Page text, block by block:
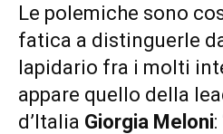
Le polemiche sono
fatica a distinguerle
lapidario fra i molti
appare quello della
d’Italia Giorgia Meloni